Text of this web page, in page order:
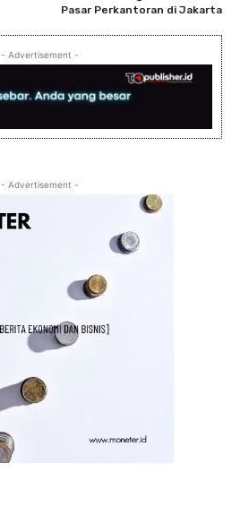
Pasar Perkantoran di Jakarta
- Advertisement -
- Advertisement -